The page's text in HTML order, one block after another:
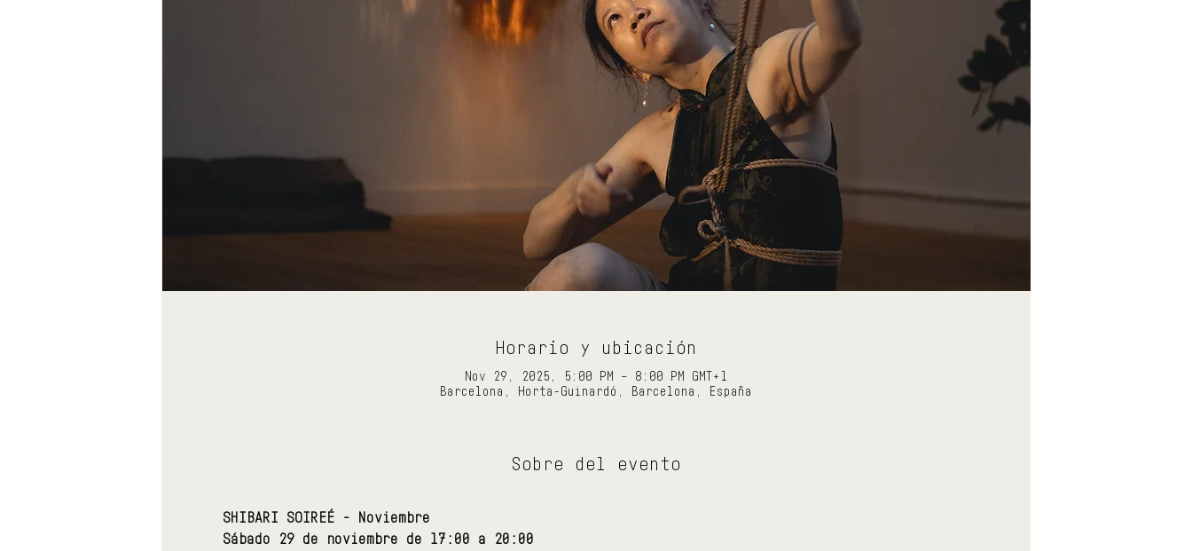
Horario y ubicación
Nov 29, 2025, 5:00 PM – 8:00 PM GMT+1
Barcelona, Horta-Guinardó, Barcelona, España
Sobre del evento
SHIBARI SOIREÉ - Noviembre
Sábado 29 de noviembre de 17:00 a 20:00